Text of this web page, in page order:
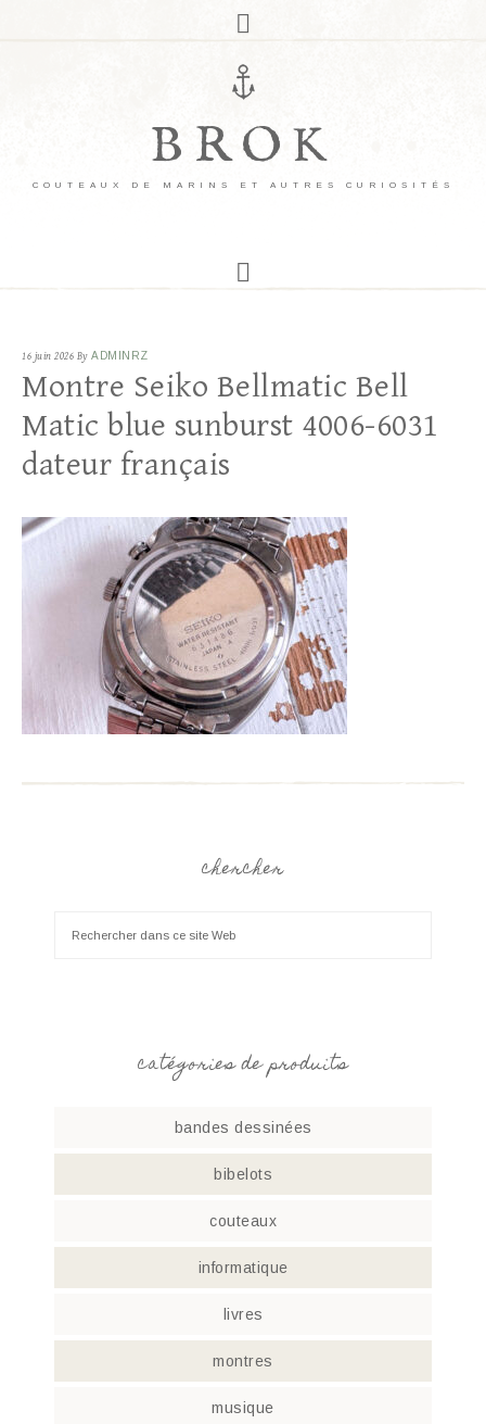
BROK
COUTEAUX DE MARINS ET AUTRES CURIOSITÉS
16 juin 2026 By ADMINRZ
Montre Seiko Bellmatic Bell
Matic blue sunburst 4006-6031
dateur français
chercher
catégories de produits
bandes dessinées
bibelots
couteaux
informatique
livres
montres
musique